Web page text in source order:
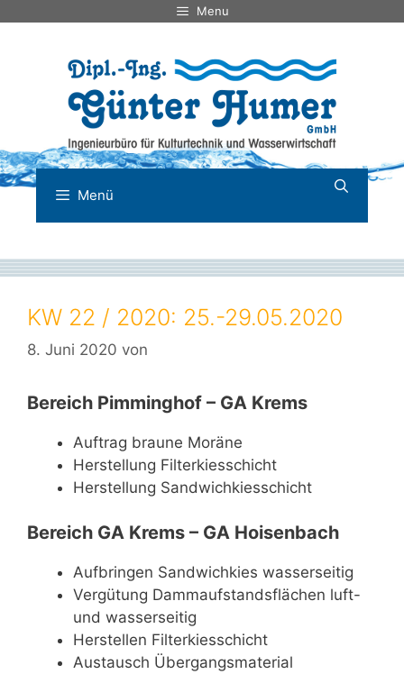
Menu
Menü
KW 22 / 2020: 25.-29.05.2020
8. Juni 2020 von
Bereich Pimminghof – GA Krems
Auftrag braune Moräne
Herstellung Filterkiesschicht
Herstellung Sandwichkiesschicht
Bereich GA Krems – GA Hoisenbach
Aufbringen Sandwichkies wasserseitig
Vergütung Dammaufstandsflächen luft-
und wasserseitig
Herstellen Filterkiesschicht
Austausch Übergangsmaterial